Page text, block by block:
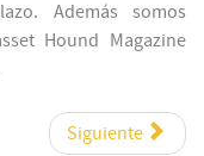
Además somos
Hound Magazine
Siguiente